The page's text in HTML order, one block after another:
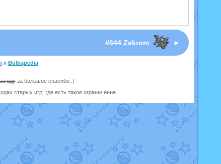
#644 Zekrom ►
и Bulbapedia.
едуза большое спасибо :)
старых игр, где есть такое ограничение.